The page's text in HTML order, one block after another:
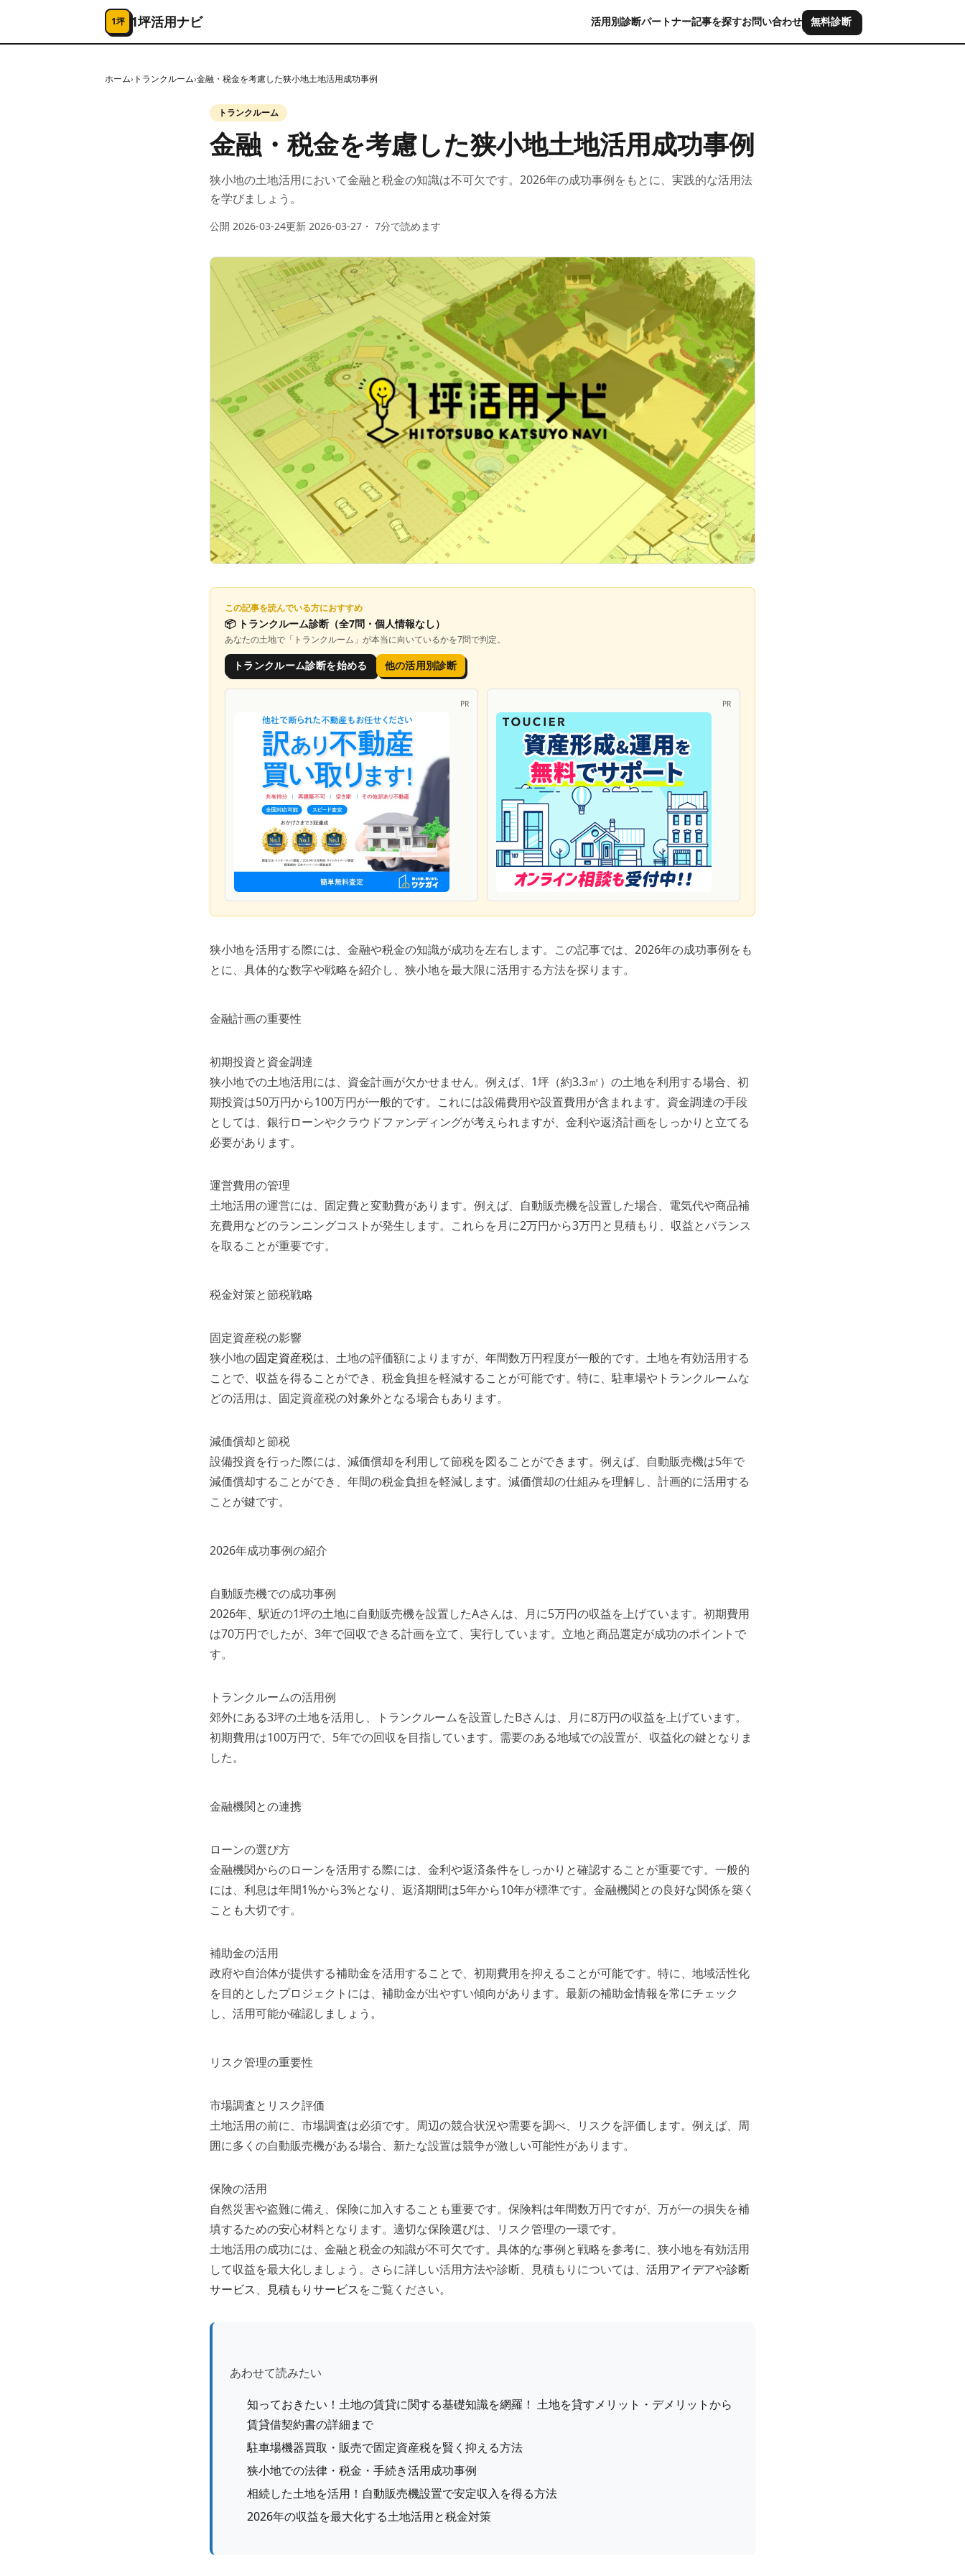
コンテンツへスキップ
1坪 1坪活用ナビ 活用別診断パートナー記事を探すお問い合わせ 無料診断
ホーム› トランクルーム›金融・税金を考慮した狭小地土地活用成功事例
トランクルーム
金融・税金を考慮した狭小地土地活用成功事例
狭小地の土地活用において金融と税金の知識は不可欠です。2026年の成功事例をもとに、実践的な活用法
を学びましょう。
公開 2026-03-24更新 2026-03-27 ・ 7分で読めます
この記事を読んでいる方におすすめ
📦 トランクルーム診断 （全7問・個人情報なし）
あなたの土地で「 トランクルーム 」が本当に向いているかを7問で判定。
トランクルーム診断を始める 他の活用別診断
PR PR
狭小地を活用する際には、金融や税金の知識が成功を左右します。この記事では、2026年の成功事例をも
とに、具体的な数字や戦略を紹介し、狭小地を最大限に活用する方法を探ります。
金融計画の重要性
初期投資と資金調達
狭小地での土地活用には、資金計画が欠かせません。例えば、1坪（約3.3㎡）の土地を利用する場合、初
期投資は50万円から100万円が一般的です。これには設備費用や設置費用が含まれます。資金調達の手段
としては、銀行ローンやクラウドファンディングが考えられますが、金利や返済計画をしっかりと立てる
必要があります。
運営費用の管理
土地活用の運営には、固定費と変動費があります。例えば、自動販売機を設置した場合、電気代や商品補
充費用などのランニングコストが発生します。これらを月に2万円から3万円と見積もり、収益とバランス
を取ることが重要です。
税金対策と節税戦略
固定資産税の影響
狭小地の固定資産税は、土地の評価額によりますが、年間数万円程度が一般的です。土地を有効活用する
ことで、収益を得ることができ、税金負担を軽減することが可能です。特に、駐車場やトランクルームな
どの活用は、固定資産税の対象外となる場合もあります。
減価償却と節税
設備投資を行った際には、減価償却を利用して節税を図ることができます。例えば、自動販売機は5年で
減価償却することができ、年間の税金負担を軽減します。減価償却の仕組みを理解し、計画的に活用する
ことが鍵です。
2026年成功事例の紹介
自動販売機での成功事例
2026年、駅近の1坪の土地に自動販売機を設置したAさんは、月に5万円の収益を上げています。初期費用
は70万円でしたが、3年で回収できる計画を立て、実行しています。立地と商品選定が成功のポイントで
す。
トランクルームの活用例
郊外にある3坪の土地を活用し、トランクルームを設置したBさんは、月に8万円の収益を上げています。
初期費用は100万円で、5年での回収を目指しています。需要のある地域での設置が、収益化の鍵となりま
した。
金融機関との連携
ローンの選び方
金融機関からのローンを活用する際には、金利や返済条件をしっかりと確認することが重要です。一般的
には、利息は年間1%から3%となり、返済期間は5年から10年が標準です。金融機関との良好な関係を築く
ことも大切です。
補助金の活用
政府や自治体が提供する補助金を活用することで、初期費用を抑えることが可能です。特に、地域活性化
を目的としたプロジェクトには、補助金が出やすい傾向があります。最新の補助金情報を常にチェック
し、活用可能か確認しましょう。
リスク管理の重要性
市場調査とリスク評価
土地活用の前に、市場調査は必須です。周辺の競合状況や需要を調べ、リスクを評価します。例えば、周
囲に多くの自動販売機がある場合、新たな設置は競争が激しい可能性があります。
保険の活用
自然災害や盗難に備え、保険に加入することも重要です。保険料は年間数万円ですが、万が一の損失を補
填するための安心材料となります。適切な保険選びは、リスク管理の一環です。
土地活用の成功には、金融と税金の知識が不可欠です。具体的な事例と戦略を参考に、狭小地を有効活用
して収益を最大化しましょう。さらに詳しい活用方法や診断、見積もりについては、 活用アイデアや診断
サービス、 見積もりサービスをご覧ください。
あわせて読みたい
知っておきたい！土地の賃貸に関する基礎知識を網羅！ 土地を貸すメリット・デメリットから
賃貸借契約書の詳細まで
駐車場機器買取・販売で固定資産税を賢く抑える方法
狭小地での法律・税金・手続き活用成功事例
相続した土地を活用！自動販売機設置で安定収入を得る方法
2026年の収益を最大化する土地活用と税金対策